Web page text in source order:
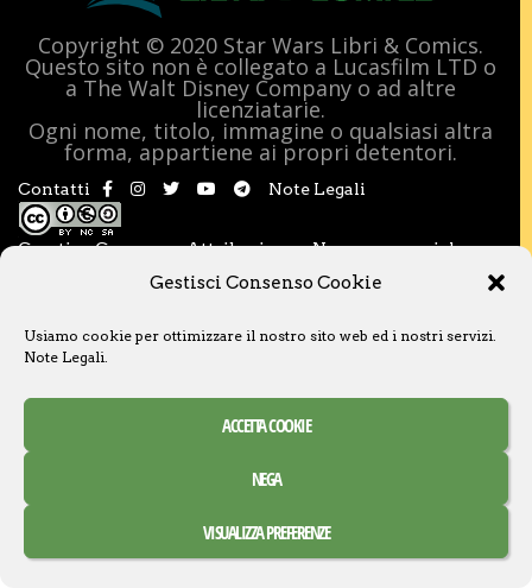
Gestisci Consenso Cookie
Usiamo cookie per ottimizzare il nostro sito web ed i nostri servizi.
Note Legali.
ACCETTA COOKIE
NEGA
VISUALIZZA PREFERENZE
Copyright © 2020 Star Wars Libri & Comics.
Questo sito non è collegato a Lucasfilm LTD o
a The Walt Disney Company o ad altre
licenziatarie.
Ogni nome, titolo, immagine o qualsiasi altra
forma, appartiene ai propri detentori.
Contatti Note Legali
Creative Commons Attribuzione – Non commerciale –